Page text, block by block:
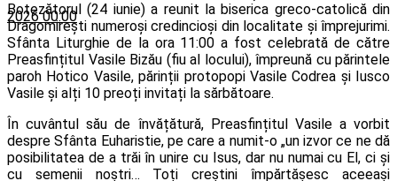
2026 00:00
Botezătorul (24 iunie) a reunit la biserica greco-catolică din
Dragomirești numeroși credincioși din localitate și împrejurimi.
Sfânta Liturghie de la ora 11:00 a fost celebrată de către
Preasfințitul Vasile Bizău (fiu al locului), împreună cu părintele
paroh Hotico Vasile, părinții protopopi Vasile Codrea și Iusco
Vasile și alți 10 preoți invitați la sărbătoare.
În cuvântul său de învățătură, Preasfințitul Vasile a vorbit
despre Sfânta Euharistie, pe care a numit-o „un izvor ce ne dă
posibilitatea de a trăi în unire cu Isus, dar nu numai cu El, ci și
cu semenii noștri… Toți creștini împărtășesc aceeași